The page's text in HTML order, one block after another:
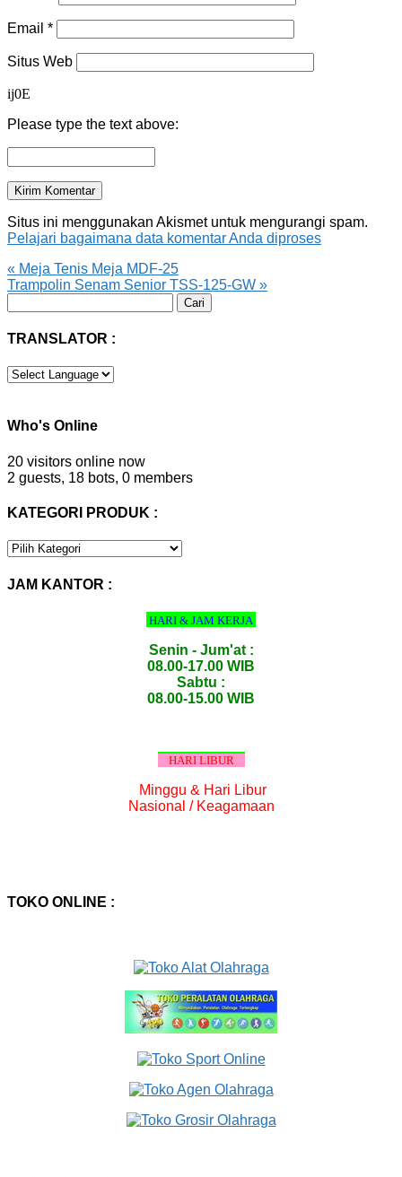
Email *
Situs Web
ij0E
Please type the text above:
Situs ini menggunakan Akismet untuk mengurangi spam.
Pelajari bagaimana data komentar Anda diproses
« Meja Tenis Meja MDF-25
Trampolin Senam Senior TSS-125-GW »
untuk:
TRANSLATOR :
Who's Online
20 visitors online now
2 guests, 18 bots, 0 members
KATEGORI PRODUK :
KATEGORI
JAM KANTOR :
HARI & JAM KERJA
Senin - Jum'at :
08.00-17.00 WIB
Sabtu :
08.00-15.00 WIB
HARI LIBUR
Minggu & Hari Libur
Nasional / Keagamaan
TOKO ONLINE :